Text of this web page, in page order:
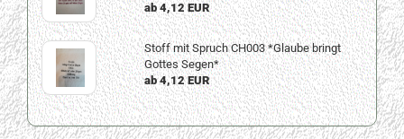
ab 4,12 EUR
Stoff mit Spruch CH003 *Glaube bringt
Gottes Segen*
ab 4,12 EUR